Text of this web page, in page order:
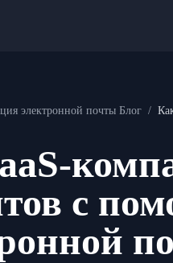
электронной почты Блог /
с